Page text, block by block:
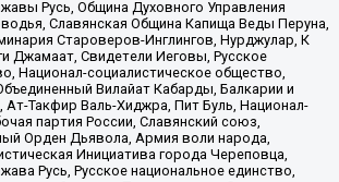
Русь, Община Духовного Управления
Славянская Община Капища Веды Перуна,
Староверов-Инглингов, Нурджулар, К
Джамаат, Свидетели Иеговы, Русское
Национал-социалистическое общество,
Вилайат Кабарды, Балкарии и
Ат-Такфир Валь-Хиджра, Пит Буль, Национал-
партия России, Славянский союз,
Орден Дьявола, Армия воли народа,
Инициатива города Череповца,
Русь, Русское национальное единство,